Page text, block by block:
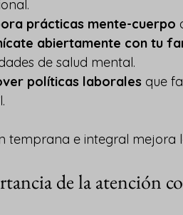
prácticas mente-cuerpo
abiertamente con tu
de salud mental.
políticas laborales que
temprana e integral mejora
de la atención